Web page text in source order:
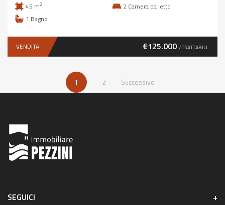
45 m2 2 Camera da letto
1 Bagno
VENDITA €125.000 / TRATTABILI
1 2 Successivo
SEGUICI